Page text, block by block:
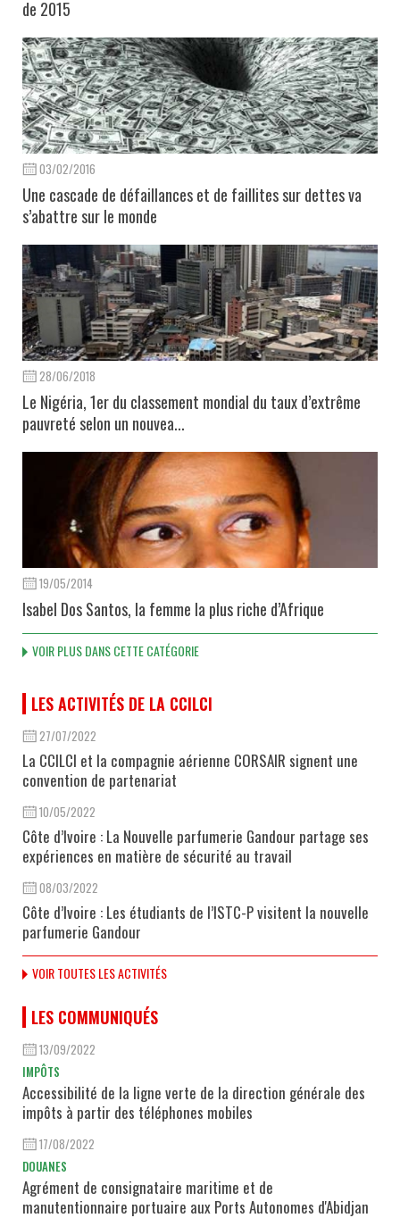
de 2015
03/02/2016
Une cascade de défaillances et de faillites sur dettes va
s’abattre sur le monde
28/06/2018
Le Nigéria, 1er du classement mondial du taux d’extrême
pauvreté selon un nouvea...
19/05/2014
Isabel Dos Santos, la femme la plus riche d’Afrique
VOIR PLUS DANS CETTE CATÉGORIE
LES ACTIVITÉS DE LA CCILCI
27/07/2022
La CCILCI et la compagnie aérienne CORSAIR signent une
convention de partenariat
10/05/2022
Côte d’Ivoire : La Nouvelle parfumerie Gandour partage ses
expériences en matière de sécurité au travail
08/03/2022
Côte d’Ivoire : Les étudiants de l’ISTC-P visitent la nouvelle
parfumerie Gandour
VOIR TOUTES LES ACTIVITÉS
LES COMMUNIQUÉS
13/09/2022
IMPÔTS
Accessibilité de la ligne verte de la direction générale des
impôts à partir des téléphones mobiles
17/08/2022
DOUANES
Agrément de consignataire maritime et de
manutentionnaire portuaire aux Ports Autonomes d'Abidjan